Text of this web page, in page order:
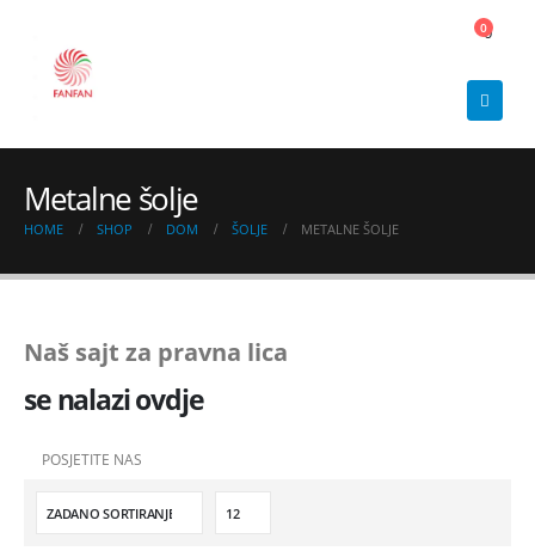
00
Metalne šolje
HOME SHOP DOM ŠOLJE METALNE ŠOLJE
Naš sajt za pravna lica
se nalazi ovdje
POSJETITE NAS